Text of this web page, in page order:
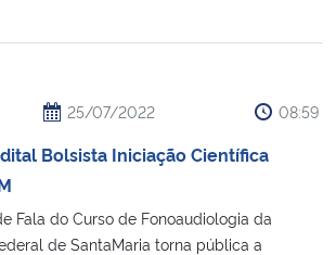
25/07/2022 08:59
Bolsista Iniciação Científica
Fala do Curso de Fonoaudiologia da
de SantaMaria torna pública a